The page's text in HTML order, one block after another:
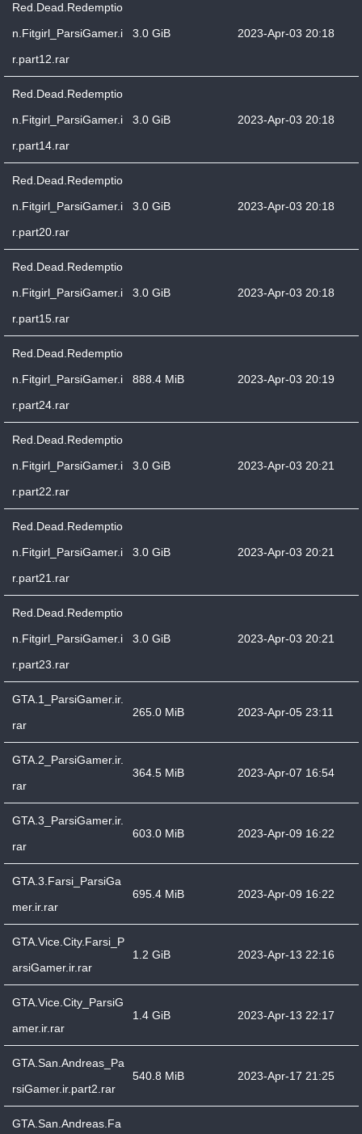
Red.Dead.Redemptio
n.Fitgirl_ParsiGamer.i
r.part12.rar
3.0 GiB 2023-Apr-03 20:18
Red.Dead.Redemptio
n.Fitgirl_ParsiGamer.i
r.part14.rar
3.0 GiB 2023-Apr-03 20:18
Red.Dead.Redemptio
n.Fitgirl_ParsiGamer.i
r.part20.rar
3.0 GiB 2023-Apr-03 20:18
Red.Dead.Redemptio
n.Fitgirl_ParsiGamer.i
r.part15.rar
3.0 GiB 2023-Apr-03 20:18
Red.Dead.Redemptio
n.Fitgirl_ParsiGamer.i
r.part24.rar
888.4 MiB 2023-Apr-03 20:19
Red.Dead.Redemptio
n.Fitgirl_ParsiGamer.i
r.part22.rar
3.0 GiB 2023-Apr-03 20:21
Red.Dead.Redemptio
n.Fitgirl_ParsiGamer.i
r.part21.rar
3.0 GiB 2023-Apr-03 20:21
Red.Dead.Redemptio
n.Fitgirl_ParsiGamer.i
r.part23.rar
3.0 GiB 2023-Apr-03 20:21
GTA.1_ParsiGamer.ir.
rar
265.0 MiB 2023-Apr-05 23:11
GTA.2_ParsiGamer.ir.
rar
364.5 MiB 2023-Apr-07 16:54
GTA.3_ParsiGamer.ir.
rar
603.0 MiB 2023-Apr-09 16:22
GTA.3.Farsi_ParsiGa
mer.ir.rar
695.4 MiB 2023-Apr-09 16:22
GTA.Vice.City.Farsi_P
arsiGamer.ir.rar
1.2 GiB 2023-Apr-13 22:16
GTA.Vice.City_ParsiG
amer.ir.rar
1.4 GiB 2023-Apr-13 22:17
GTA.San.Andreas_Pa
rsiGamer.ir.part2.rar
540.8 MiB 2023-Apr-17 21:25
GTA.San.Andreas.Fa